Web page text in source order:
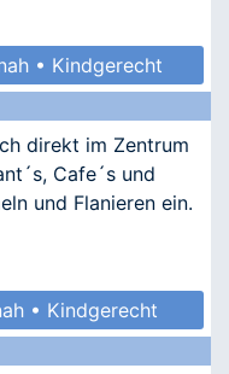
• Kindgerecht
direkt im Zentrum
Cafe´s und
und Flanieren ein.
• Kindgerecht